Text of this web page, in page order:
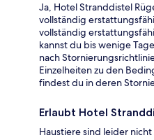
Ja, Hotel Stranddistel
vollständig
vollständig
kannst du bis wenige
nach
Einzelheiten zu den
findest du in deren
Erlaubt Hotel
Haustiere sind leider